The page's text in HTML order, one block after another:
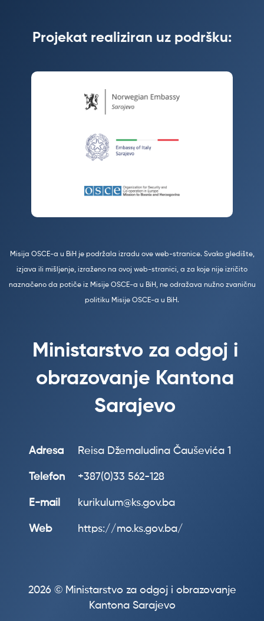
Projekat realiziran uz podršku:
Misija OSCE-a u BiH je podržala izradu ove web-stranice. Svako gledište,
izjava ili mišljenje, izraženo na ovoj web-stranici, a za koje nije izričito
naznačeno da potiče iz Misije OSCE-a u BiH, ne odražava nužno zvaničnu
politiku Misije OSCE-a u BiH.
Ministarstvo za odgoj i
obrazovanje Kantona
Sarajevo
Adresa Reisa Džemaludina Čauševića 1
Telefon +387(0)33 562-128
E-mail kurikulum@ks.gov.ba
Web https://mo.ks.gov.ba/
2026 © Ministarstvo za odgoj i obrazovanje
Kantona Sarajevo